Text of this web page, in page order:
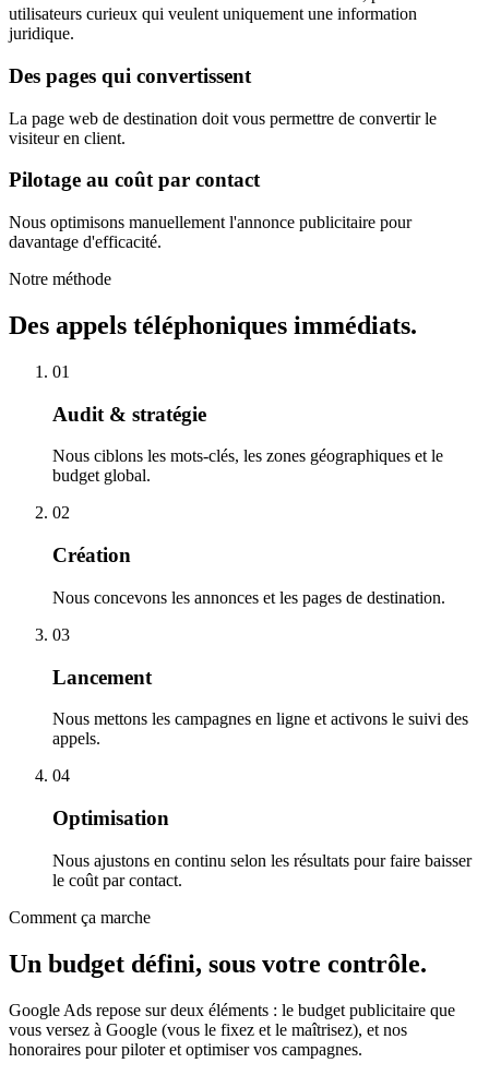
utilisateurs curieux qui veulent uniquement une information
juridique.
Des pages qui convertissent
La page web de destination doit vous permettre de convertir le
visiteur en client.
Pilotage au coût par contact
Nous optimisons manuellement l'annonce publicitaire pour
davantage d'efficacité.
Notre méthode
Des appels téléphoniques immédiats.
01
Audit & stratégie
Nous ciblons les mots-clés, les zones géographiques et le
budget global.
02
Création
Nous concevons les annonces et les pages de destination.
03
Lancement
Nous mettons les campagnes en ligne et activons le suivi des
appels.
04
Optimisation
Nous ajustons en continu selon les résultats pour faire baisser
le coût par contact.
Comment ça marche
Un budget défini, sous votre contrôle.
Google Ads repose sur deux éléments : le budget publicitaire que
vous versez à Google (vous le fixez et le maîtrisez), et nos
honoraires pour piloter et optimiser vos campagnes.